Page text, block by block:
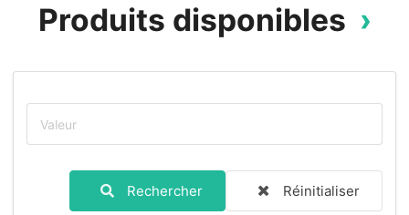
Produits disponibles
Rechercher Réinitialiser